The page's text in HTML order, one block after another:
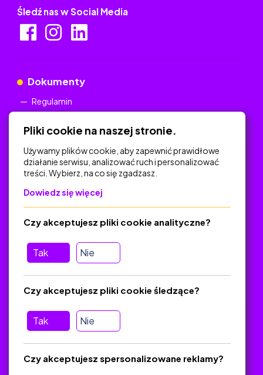
Śledź nas w Social Media
Dokumenty
Regulamin
Na skróty
Polityka Prywatności
Regulamin
O platformie
Baza materiałów dydaktycznych
Jak zostać autorem
FAQ
Pomoc
Pliki cookie na naszej stronie.
Używamy plików cookie, aby zapewnić prawidłowe
działanie serwisu, analizować ruch i personalizować
treści. Wybierz, na co się zgadzasz.
Dowiedz się więcej
Tak Nie
Czy akceptujesz pliki cookie analityczne?
Tak Nie
Czy akceptujesz pliki cookie śledzące?
Czy akceptujesz spersonalizowane reklamy?